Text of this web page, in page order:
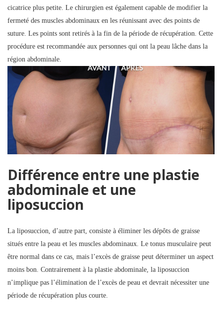
cicatrice plus petite. Le chirurgien est également capable de modifier la
fermeté des muscles abdominaux en les réunissant avec des points de
suture. Les points sont retirés à la fin de la période de récupération. Cette
procédure est recommandée aux personnes qui ont la peau lâche dans la
région abdominale.
Différence entre une plastie
abdominale et une
liposuccion
La liposuccion, d’autre part, consiste à éliminer les dépôts de graisse
situés entre la peau et les muscles abdominaux. Le tonus musculaire peut
être normal dans ce cas, mais l’excès de graisse peut déterminer un aspect
moins bon. Contrairement à la plastie abdominale, la liposuccion
n’implique pas l’élimination de l’excès de peau et devrait nécessiter une
période de récupération plus courte.